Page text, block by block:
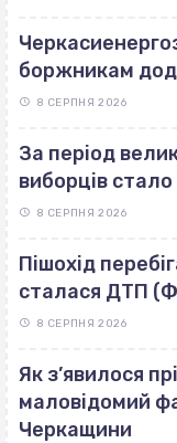
боржникам
8 СЕРПНЯ 2026
За період
виборців
8 СЕРПНЯ 2026
Пішохід
сталася ДТП
8 СЕРПНЯ 2026
Як з’явилося
маловідомий
Черкащини